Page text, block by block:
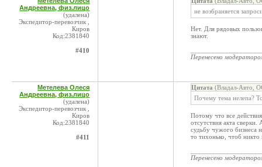
Андреевна, физ.лицо
(удалена)
Экспедитор-перевозчик ,
Киров
Код:2381840
#410
не возбраняется
Нет. Для рядовых
знают.
Перенесено
Метелева Олеся
Андреевна, физ.лицо
(удалена)
Экспедитор-перевозчик ,
Киров
Код:2381840
#411
Цитата (Владал-Авто,
Почему тема нелепа?
Потому что все
отсутствия акта
судьбу чужого бизнеса
то тихонько, чтоб никто
Перенесено